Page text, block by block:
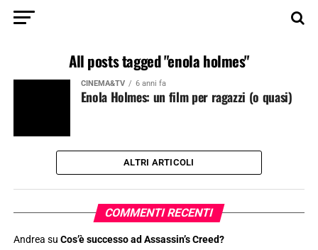
All posts tagged "enola holmes"
CINEMA&TV 6 anni fa
Enola Holmes: un film per ragazzi (o quasi)
ALTRI ARTICOLI
COMMENTI RECENTI
Andrea su Cos’è successo ad Assassin’s Creed?